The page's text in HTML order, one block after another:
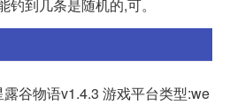
到几条是随机的,可。
谷物语v1.4.3 游戏平台类型:we